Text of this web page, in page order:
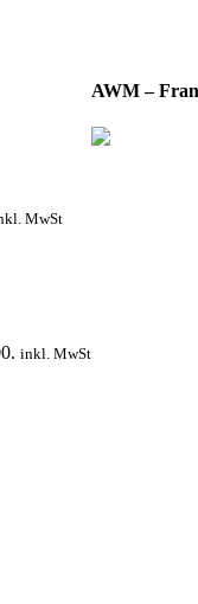
MwSt
inkl. MwSt
AWM –